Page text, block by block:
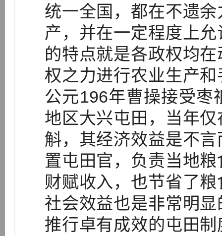
统一全国，都在不遗
产，并在一定程度上
的特点就是各政权均
权之力进行农业生产
公元196年曹操接受枣
地区大兴屯田，当年
斛，其经济效益是不
置屯田官，负责当地
财赋收入，也节省了
社会效益也是非常明
推行卓有成效的屯田